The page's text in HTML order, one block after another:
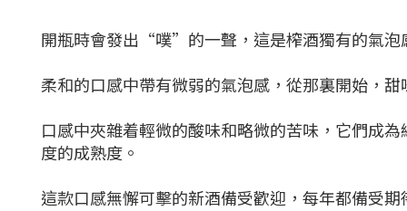
開瓶時會發出“噗”的一聲，這是榨酒獨有的氣泡
柔和的口感中帶有微弱的氣泡感，從那裏開始，
口感中夾雜着輕微的酸味和略微的苦味，它們成
度的成熟度。
這款口感無懈可擊的新酒備受歡迎，每年都備受